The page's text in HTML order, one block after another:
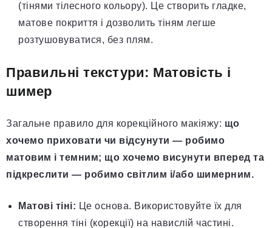
(тінями тілесного кольору). Це створить гладке,
матове покриття і дозволить тіням легше
розтушовуватися, без плям.
Правильні текстури: Матовість і
шимер
Загальне правило для корекційного макіяжу: що
хочемо приховати чи відсунути — робимо
матовим і темним; що хочемо висунути вперед та
підкреслити — робимо світлим і/або шимерним.
Матові тіні: Це основа. Використовуйте їх для
створення тіні (корекції) на навислій частині.